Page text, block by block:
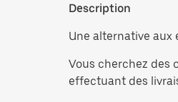
Description
Une alternative aux
Vous cherchez des
effectuant des